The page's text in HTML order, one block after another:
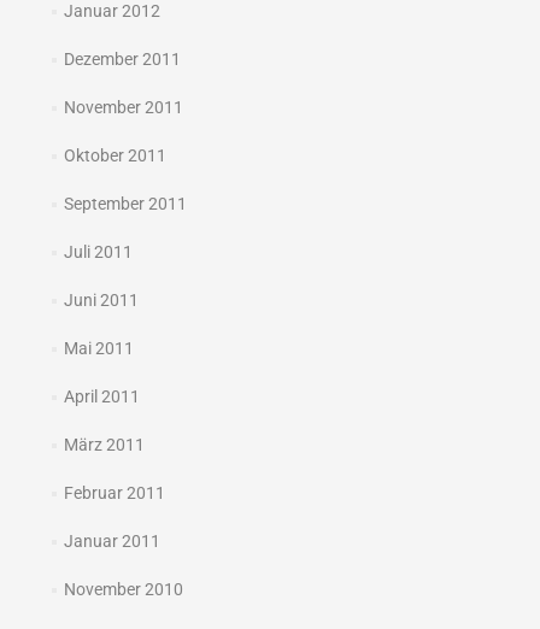
Januar 2012
Dezember 2011
November 2011
Oktober 2011
September 2011
Juli 2011
Juni 2011
Mai 2011
April 2011
März 2011
Februar 2011
Januar 2011
November 2010